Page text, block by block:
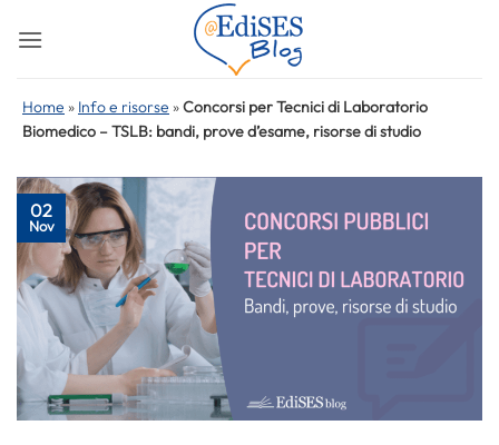
Home » Info e risorse »Concorsi per Tecnici di Laboratorio
Biomedico – TSLB: bandi, prove d’esame, risorse di studio
02
Nov